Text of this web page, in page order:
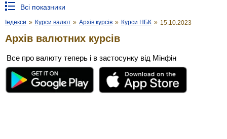
Всі показники
Індекси » Курси валют » Архів курсів » Курси НБК » 15.10.2023
Архів валютних курсів
Все про валюту теперь і в застосунку від Мінфін